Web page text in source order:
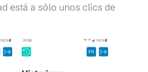
está a sólo unos clics de